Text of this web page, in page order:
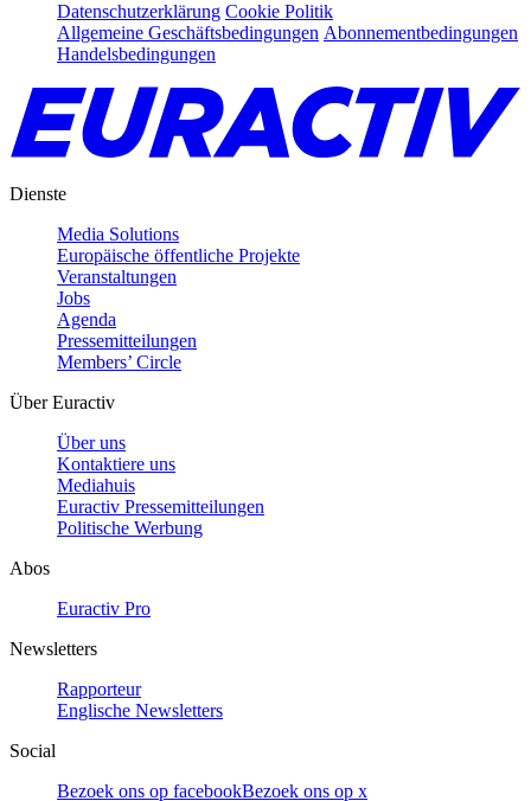
Datenschutzerklärung Cookie Politik
Allgemeine Geschäftsbedingungen Abonnementbedingungen
Handelsbedingungen
Dienste
Media Solutions
Europäische öffentliche Projekte
Veranstaltungen
Jobs
Agenda
Pressemitteilungen
Members’ Circle
Über Euractiv
Über uns
Kontaktiere uns
Mediahuis
Euractiv Pressemitteilungen
Politische Werbung
Abos
Euractiv Pro
Newsletters
Rapporteur
Englische Newsletters
Social
Bezoek ons op facebookBezoek ons op x